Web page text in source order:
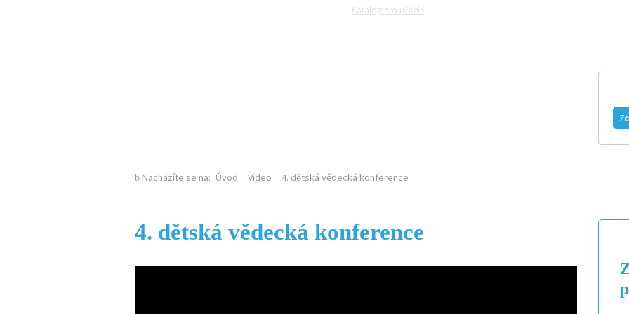
Katalog pro učitele
Nacházíte se na: Úvod Video 4. dětská vědecká konference
4. dětská vědecká konference